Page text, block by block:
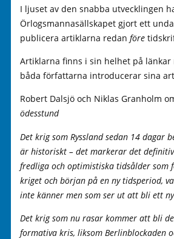
I ljuset av den snabba utvecklingen
Örlogsmannasällskapet gjort ett
publicera artiklarna redan före
Artiklarna finns i sin helhet på länkar
båda författarna introducerar sina
Robert Dalsjö och Niklas Granholm
ödesstund
Det krig som Ryssland sedan 14 dagar
är historiskt – det markerar det
fredliga och optimistiska tidsålder som
kriget och början på en ny tidsperiod,
inte känner men som ser ut att bli ett
Det krig som nu rasar kommer att bli
formativa kris, liksom Berlinblockaden